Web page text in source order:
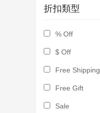
折扣類型
% Off
$ Off
Free Shipping
Free Gift
Sale